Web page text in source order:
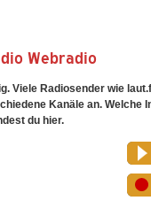
Webradio
Viele Radiosender wie
Kanäle an. Welche
du hier.